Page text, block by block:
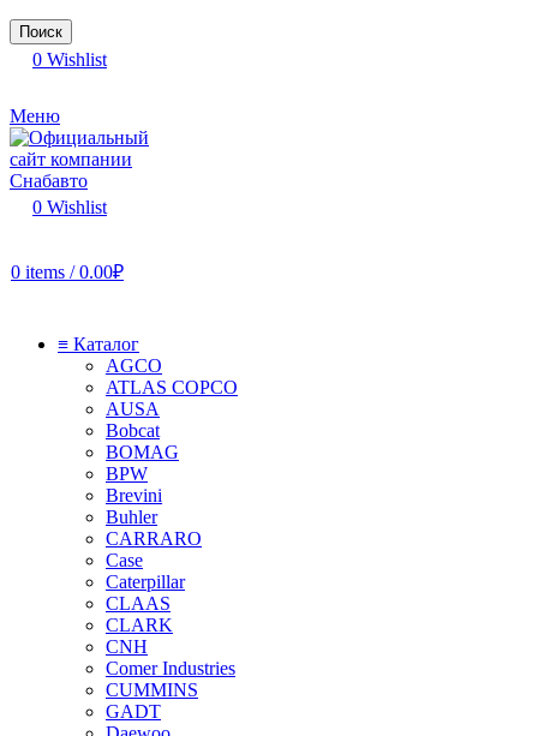
Поиск
0 Wishlist
Меню
0 Wishlist
0 items / 0.00₽
≡ Каталог
AGCO
ATLAS COPCO
AUSA
Bobcat
BOMAG
BPW
Brevini
Buhler
CARRARO
Case
Caterpillar
CLAAS
CLARK
CNH
Comer Industries
CUMMINS
GADT